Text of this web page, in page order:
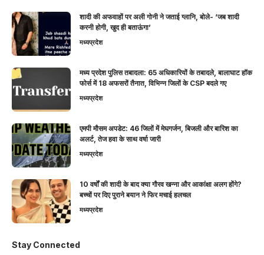
शादी की अफवाहों पर अली गोनी ने जताई ग्लानि, बोले- ‘जब शादी
करनी होगी, खुद ही बताऊंगा’
मध्यप्रदेश
मध्य प्रदेश पुलिस तबादला: 65 अधिकारियों के तबादले, बालाघाट हॉक
फोर्स में 18 अफसरों तैनात, विभिन्न जिलों के CSP बदले गए
मध्यप्रदेश
एमपी मौसम अपडेट: 46 जिलों में मेघगर्जन, बिजली और बारिश का
अलर्ट, तेज हवा के साथ वर्षा जारी
मध्यप्रदेश
10 वर्षों की शादी के बाद क्या गौरव खन्ना और आकांक्षा अलग होंगे?
बच्चों पर दिए पुराने बयान ने फिर मचाई हलचल
मध्यप्रदेश
Stay Connected